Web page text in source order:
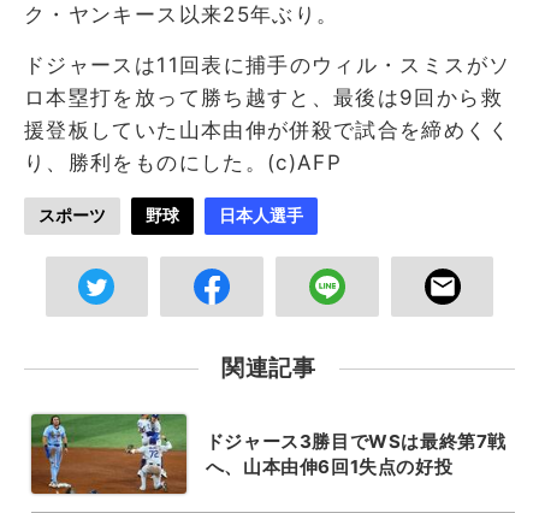
ク・ヤンキース以来25年ぶり。
ドジャースは11回表に捕手のウィル・スミスがソ
ロ本塁打を放って勝ち越すと、最後は9回から救
援登板していた山本由伸が併殺で試合を締めくく
り、勝利をものにした。(c)AFP
スポーツ 野球 日本人選手
関連記事
ドジャース3勝目でWSは最終第7戦
へ、山本由伸6回1失点の好投